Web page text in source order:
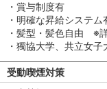
・賞与制度有
・明確な昇給システ
・髪型・髪色自由 ※
・獨協大学、共立女
受動喫煙対策